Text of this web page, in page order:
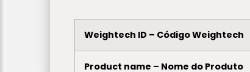
Weightech ID – Código Weightech
Product name – Nome do Produto